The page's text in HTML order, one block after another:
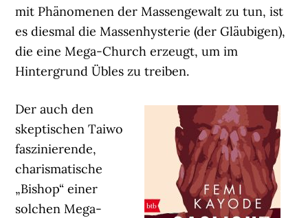
mit Phänomenen der Massengewalt zu tun, ist
es diesmal die Massenhysterie (der Gläubigen),
die eine Mega-Church erzeugt, um im
Hintergrund Übles zu treiben.
Der auch den
skeptischen Taiwo
faszinierende,
charismatische
„Bishop“ einer
solchen Mega-